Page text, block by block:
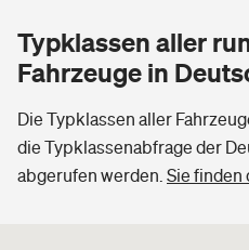
Typklassen aller
Fahrzeuge in
Die Typklassen aller
die Typklassenabfrage der
abgerufen werden. Sie finden